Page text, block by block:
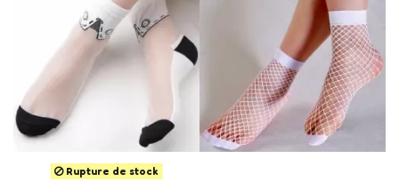
Rupture de stock